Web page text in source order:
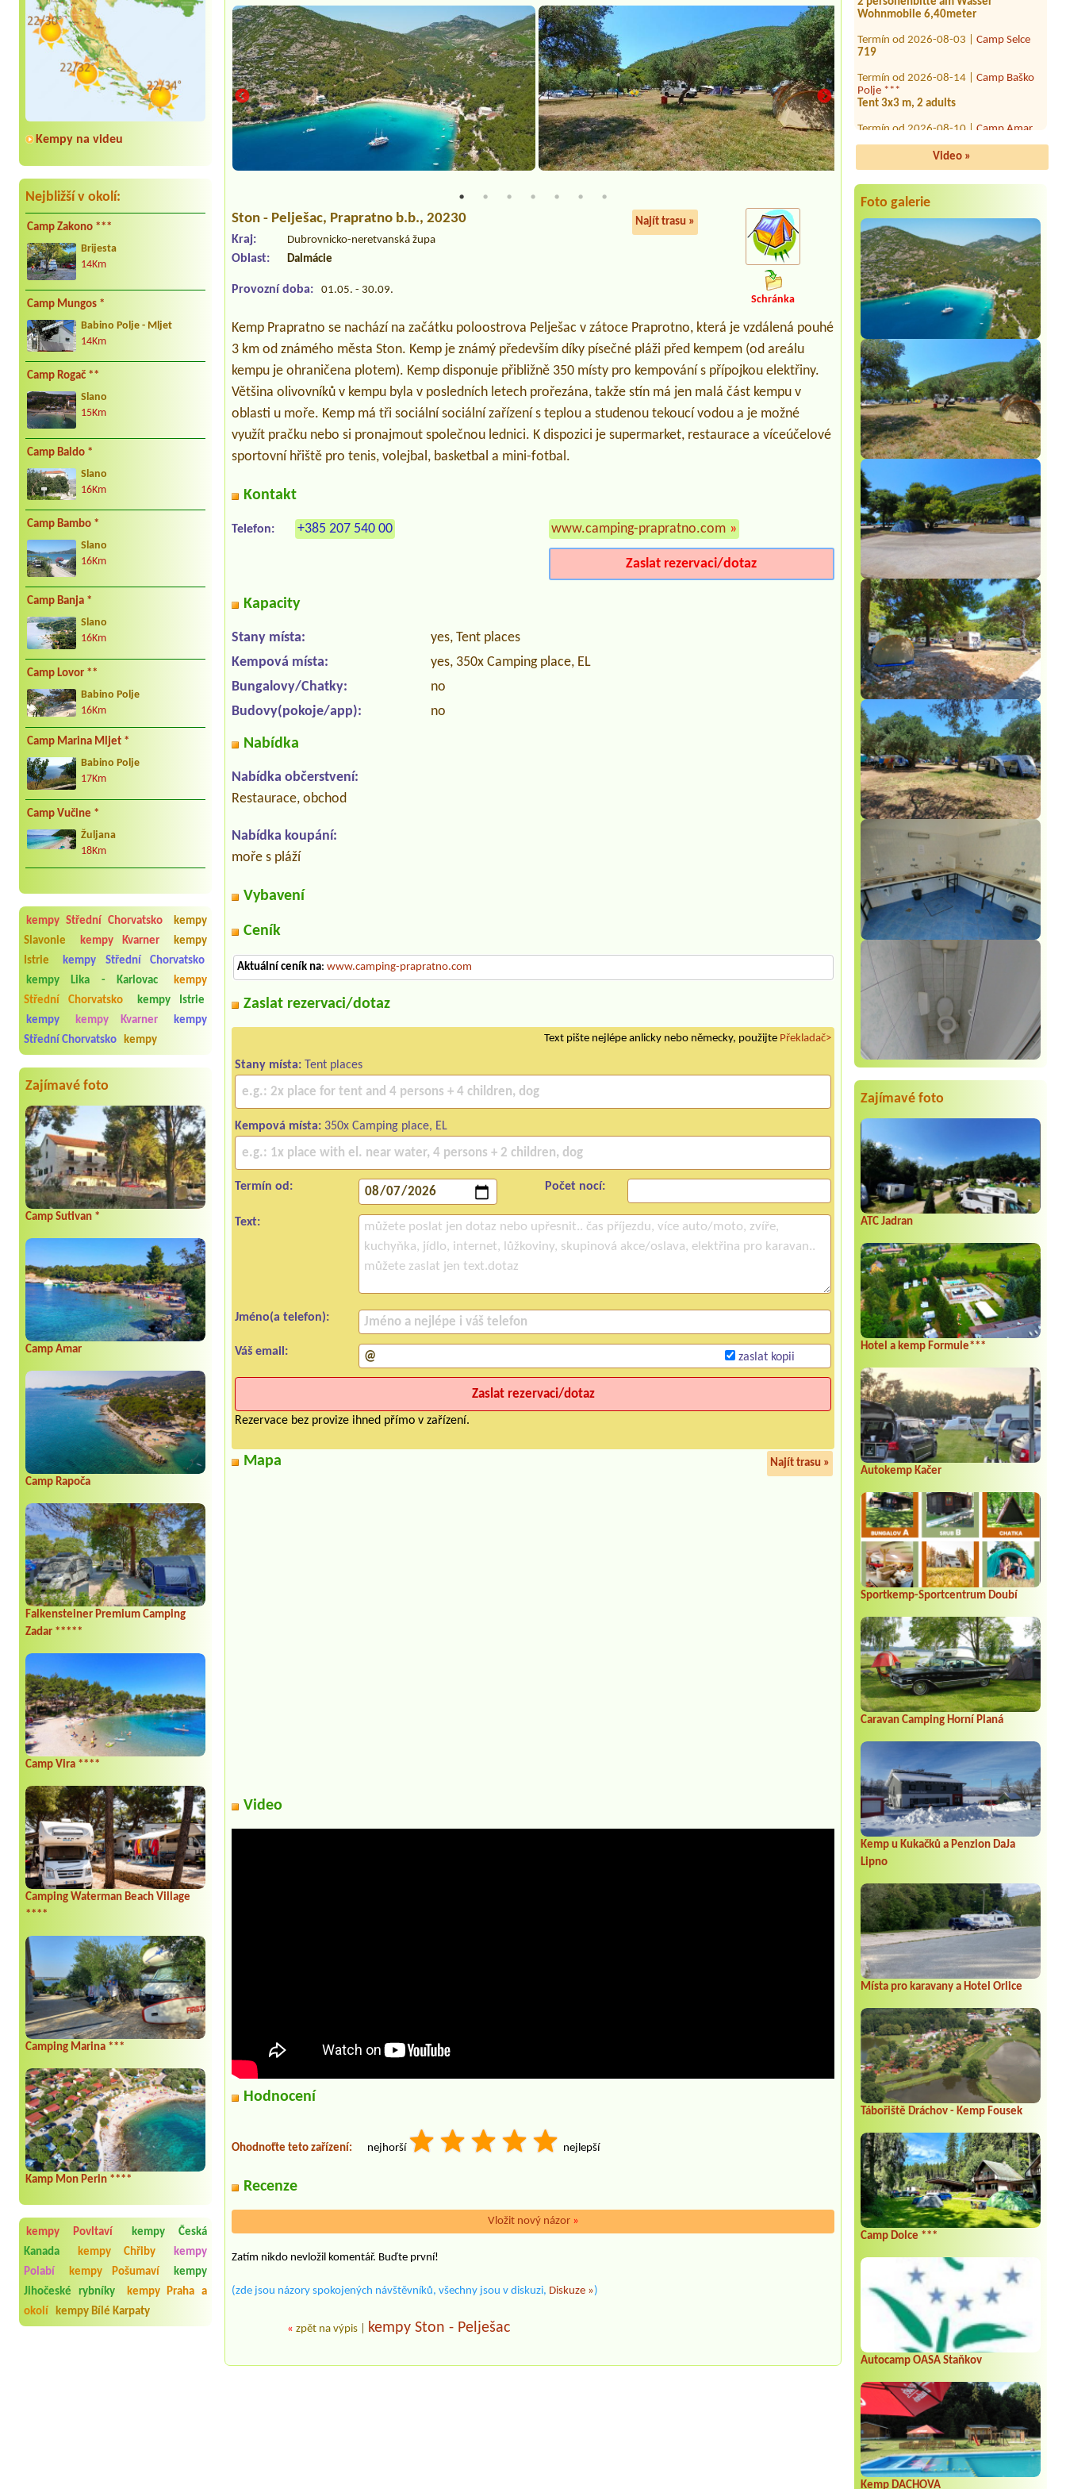
Kempy na videu
Nejbližší v okolí:
Camp Zakono ***
Brijesta
14Km
Camp Mungos *
Babino Polje - Mljet
14Km
Camp Rogač **
Slano
15Km
Camp Baldo *
Slano
16Km
Camp Bambo *
Slano
16Km
Camp Banja *
Slano
16Km
Camp Lovor **
Babino Polje
16Km
Camp Marina Mljet *
Babino Polje
17Km
Camp Vučine *
Žuljana
18Km
kempy Střední Chorvatsko
kempy
Slavonie
kempy Kvarner
kempy
Istrie
kempy Střední Chorvatsko
kempy Lika - Karlovac
kempy
Střední Chorvatsko
kempy Istrie
kempy
kempy Kvarner
kempy
Střední Chorvatsko kempy
Zajímavé foto
Camp Sutivan *
Camp Amar
Camp Rapoča
Falkensteiner Premium Camping
Zadar *****
Camp Vira ****
Camping Waterman Beach Village
****
Camping Marina ***
Kamp Mon Perin ****
kempy Povltaví
kempy Česká
Kanada
kempy Chřiby
kempy
Polabí
kempy Pošumaví
kempy
Jihočeské rybníky
kempy Praha a
okolí
kempy Bílé Karpaty
Termín od 2026-08-03 |
719
Termín od 2026-08-14 |
Polje ***
Tent 3x3 m, 2 adults
Termín od 2026-08-10 |
raj
1xplace for VAN+caravan1. place with
el., near water, 4xadults and 1x
children (14 year)
Termín od 2026-08-09 |
Punta Jerta
1x place dor car and caravan
Termín od 2026-08-14 |Camping
Čikat
Mobilný dom Premium N
Termín od 2026-08-03 |
Camp Kačjak
Termín od 2026-08-09 |
Maestral ***
Video »
Foto galerie
Zajímavé foto
ATC Jadran
Hotel a kemp Formule***
Autokemp Kačer
Sportkemp-Sportcentrum Doubí
Caravan Camping Horní Planá
Kemp u Kukačků a Penzion DaJa
Lipno
Místa pro karavany a Hotel Orlice
Tábořiště Dráchov - Kemp Fousek
Camp Dolce ***
Autocamp OASA Staňkov
Kemp DACHOVA
Ston - Pelješac, Prapratno b.b., 20230 Najít trasu »
Kraj: Dubrovnicko-neretvanská župa
Oblast: Dalmácie
Provozní doba: 01.05. - 30.09.
Schránka
Kemp Prapratno se nachází na začátku poloostrova Pelješac v zátoce Praprotno, která je vzdálená pouhé
3 km od známého města Ston. Kemp je známý především díky písečné pláži před kempem (od areálu
kempu je ohraničena plotem). Kemp disponuje přibližně 350 místy pro kempování s přípojkou elektřiny.
Většina olivovníků v kempu byla v posledních letech prořezána, takže stín má jen malá část kempu v
oblasti u moře. Kemp má tři sociální sociální zařízení s teplou a studenou tekoucí vodou a je možné
využít pračku nebo si pronajmout společnou lednici. K dispozici je supermarket, restaurace a víceúčelové
sportovní hřiště pro tenis, volejbal, basketbal a mini-fotbal.
Kontakt
Telefon: +385 207 540 00 www.camping-prapratno.com »
Zaslat rezervaci/dotaz
Kapacity
Stany místa:
yes, Tent places
Kempová místa:
yes, 350x Camping place, EL
Bungalovy/Chatky:
no
Budovy(pokoje/app):
no
Nabídka
Nabídka občerstvení:
Restaurace, obchod
Nabídka koupání:
moře s pláží
Vybavení
Ceník
Aktuální ceník na: www.camping-prapratno.com
Zaslat rezervaci/dotaz
Text pište nejlépe anlicky nebo německy, použijte Překladač>
Stany místa: Tent places
Kempová místa: 350x Camping place, EL
Termín od: Počet nocí:
Text:
Jméno(a telefon):
Váš email: zaslat kopii
Rezervace bez provize ihned přímo v zařízení.
Mapa Najít trasu »
Video
Hodnocení
Ohodnoťte teto zařízení: nejhorší nejlepší
Recenze
Vložit nový názor »
Zatím nikdo nevložil komentář. Buďte první!
(zde jsou názory spokojených návštěvníků, všechny jsou v diskuzi, Diskuze »)
«zpět na výpis kempy Ston - Pelješac